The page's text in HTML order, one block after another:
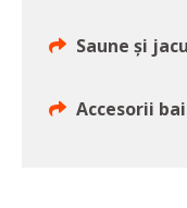
Saune și
Accesorii